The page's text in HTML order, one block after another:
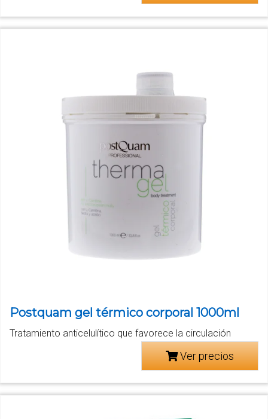
Postquam gel térmico corporal 1000ml
Tratamiento anticelulítico que favorece la circulación
Ver precios